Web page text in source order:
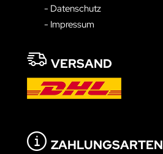
- Datenschutz
- Impressum
VERSAND
ZAHLUNGSARTEN